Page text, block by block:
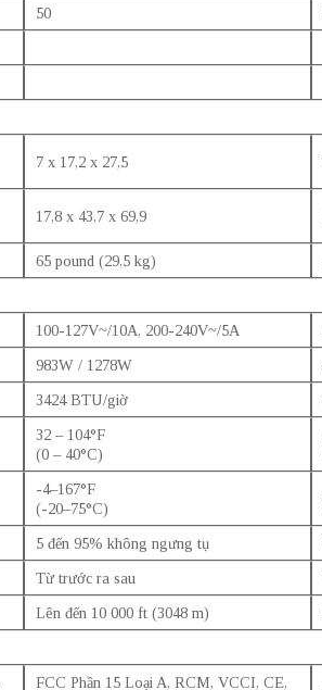
50
7 x 17,2 x 27,5
17,8 x 43,7 x 69,9
65 pound (29,5 kg)
100-127V~/10A, 200-240V~/5A
983W / 1278W
3424 BTU/giờ
32 – 104°F
(0 – 40°C)
-4–167°F
(-20–75°C)
5 đến 95% không ngưng tụ
Từ trước ra sau
Lên đến 10 000 ft (3048 m)
FCC Phần 15 Loại A, RCM, VCCI, CE,